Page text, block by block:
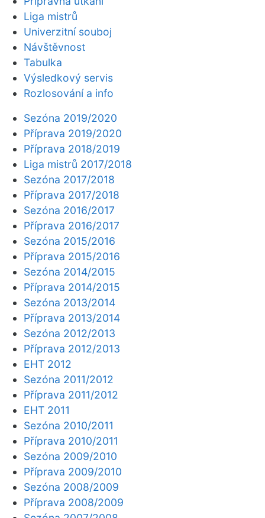
Liga mistrů
Univerzitní souboj
Návštěvnost
Tabulka
Výsledkový servis
Rozlosování a info
Sezóna 2019/2020
Příprava 2019/2020
Příprava 2018/2019
Liga mistrů 2017/2018
Sezóna 2017/2018
Příprava 2017/2018
Sezóna 2016/2017
Příprava 2016/2017
Sezóna 2015/2016
Příprava 2015/2016
Sezóna 2014/2015
Příprava 2014/2015
Sezóna 2013/2014
Příprava 2013/2014
Sezóna 2012/2013
Příprava 2012/2013
EHT 2012
Sezóna 2011/2012
Příprava 2011/2012
EHT 2011
Sezóna 2010/2011
Příprava 2010/2011
Sezóna 2009/2010
Příprava 2009/2010
Sezóna 2008/2009
Příprava 2008/2009